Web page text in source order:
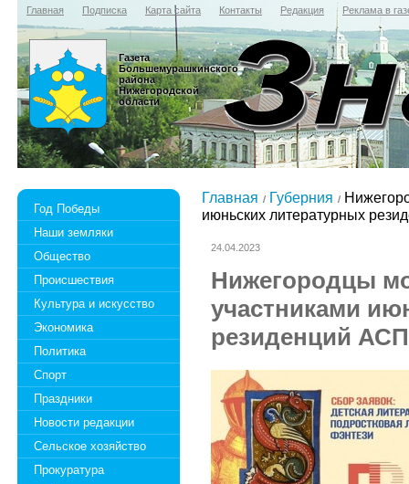
Главная Подписка Карта сайта Контакты Редакция Реклама в
Газета
Большемурашкинского
района
Нижегородской
области
Год Победы
Наши земляки
Общество
Происшествия
Культура и искусство
Экономика
Политика
Спорт
Праздники
Новости редакции
Сельское хозяйство
Прокуратура
Главная Губерния
июньских литературных
24.04.2023
Нижегородцы
участниками
резиденций